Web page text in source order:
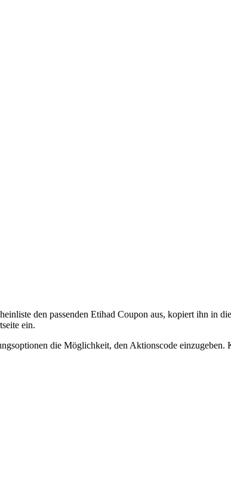
den passenden Etihad Coupon aus, kopiert ihn in
ein.
die Möglichkeit, den Aktionscode